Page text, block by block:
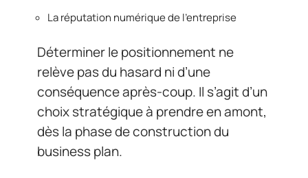
La réputation numérique de l’entreprise
Déterminer le positionnement ne
relève pas du hasard ni d’une
conséquence après-coup. Il s’agit d’un
choix stratégique à prendre en amont,
dès la phase de construction du
business plan.